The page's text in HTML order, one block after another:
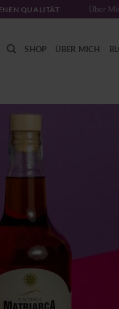
QUALITÄT Über
SHOP ÜBER MICH